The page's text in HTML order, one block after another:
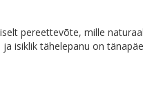
pereettevõte, mille
isiklik tähelepanu on